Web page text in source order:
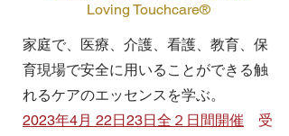
Loving Touchcare®
​​家庭で、医療、介護、看護、教育、保
育現場で安全に用いることができる触
れるケアのエッセンスを学ぶ。
2023年4月 22日23日全２日間開催 ​ 受